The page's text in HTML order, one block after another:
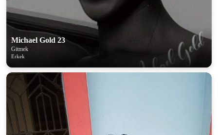
Michael Gold 23
Gitmek
Erkek